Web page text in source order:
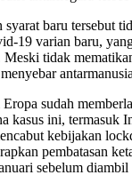
syarat baru tersebut
19 varian baru,
tidak
sudah
kasus ini, termasuk
kebijakan
pembatasan
sebelum